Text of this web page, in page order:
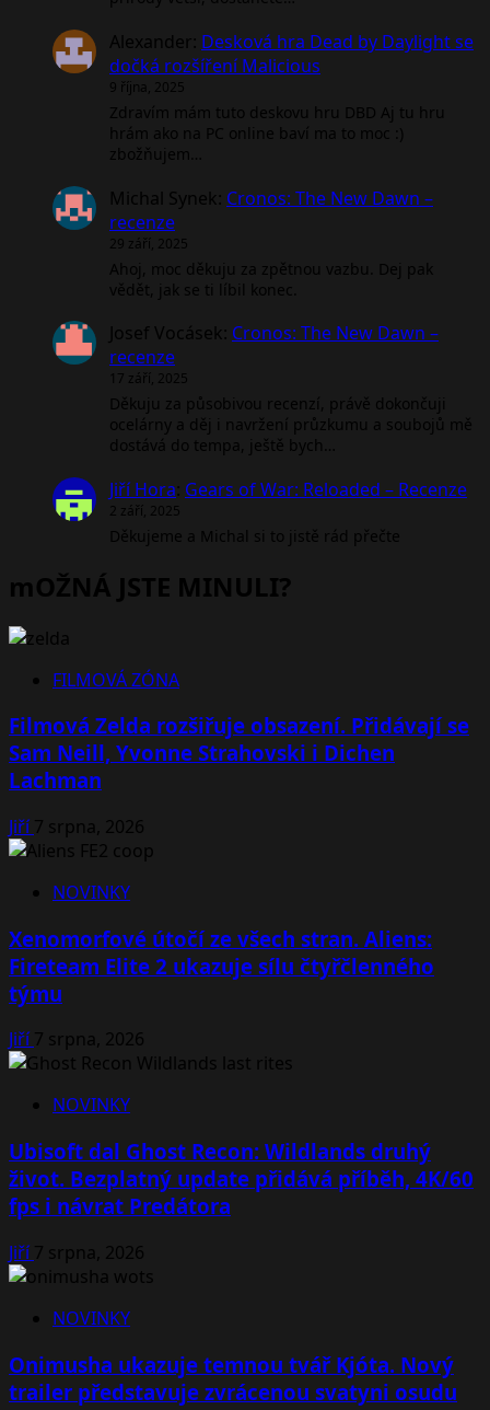
Alexander: Desková hra Dead by Daylight se
dočká rozšíření Malicious
9 října, 2025
Zdravím mám tuto deskovu hru DBD Aj tu hru
hrám ako na PC online baví ma to moc :)
zbožňujem…
Michal Synek: Cronos: The New Dawn –
recenze
29 září, 2025
Ahoj, moc děkuju za zpětnou vazbu. Dej pak
vědět, jak se ti líbil konec.
Josef Vocásek: Cronos: The New Dawn –
recenze
17 září, 2025
Děkuju za působivou recenzí, právě dokončuji
ocelárny a děj i navržení průzkumu a soubojů mě
dostává do tempa, ještě bych…
Jiří Hora: Gears of War: Reloaded – Recenze
2 září, 2025
Děkujeme a Michal si to jistě rád přečte
mOŽNÁ JSTE MINULI?
FILMOVÁ ZÓNA
Filmová Zelda rozšiřuje obsazení. Přidávají se
Sam Neill, Yvonne Strahovski i Dichen
Lachman
Jiří7 srpna, 2026
NOVINKY
Xenomorfové útočí ze všech stran. Aliens:
Fireteam Elite 2 ukazuje sílu čtyřčlenného
týmu
Jiří7 srpna, 2026
NOVINKY
Ubisoft dal Ghost Recon: Wildlands druhý
život. Bezplatný update přidává příběh, 4K/60
fps i návrat Predátora
Jiří7 srpna, 2026
NOVINKY
Onimusha ukazuje temnou tvář Kjóta. Nový
trailer představuje zvrácenou svatyni osudu